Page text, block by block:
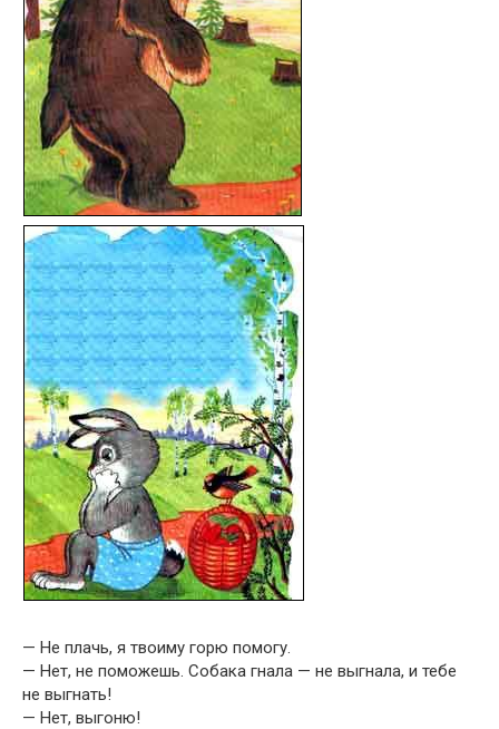
— Не плачь, я твоиму горю помогу.
— Нет, не поможешь. Собака гнала — не выгнала, и тебе
не выгнать!
— Нет, выгоню!